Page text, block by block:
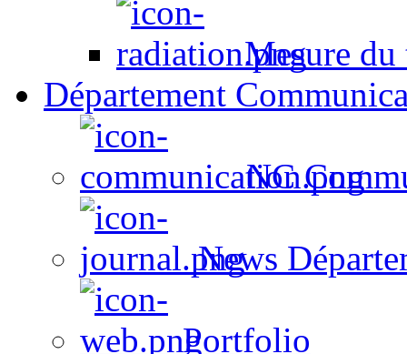
Mesure du
Département
NC
News
Portfolio